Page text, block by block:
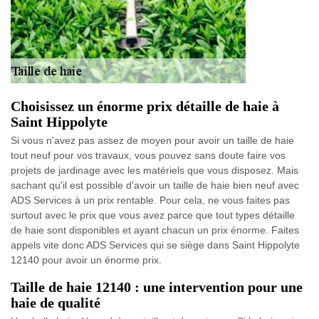
Choisissez un énorme prix détaille de haie à
Saint Hippolyte
Si vous n'avez pas assez de moyen pour avoir un taille de haie
tout neuf pour vos travaux, vous pouvez sans doute faire vos
projets de jardinage avec les matériels que vous disposez. Mais
sachant qu'il est possible d'avoir un taille de haie bien neuf avec
ADS Services à un prix rentable. Pour cela, ne vous faites pas
surtout avec le prix que vous avez parce que tout types détaille
de haie sont disponibles et ayant chacun un prix énorme. Faites
appels vite donc ADS Services qui se siège dans Saint Hippolyte
12140 pour avoir un énorme prix.
Taille de haie 12140 : une intervention pour une
haie de qualité